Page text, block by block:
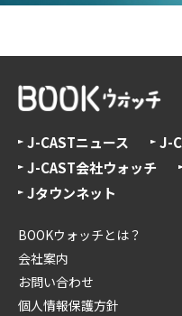
J-CASTニュース
J-
J-CAST会社ウォッチ
Jタウンネット
BOOKウォッチとは？
会社案内
お問い合わせ
個人情報保護方針